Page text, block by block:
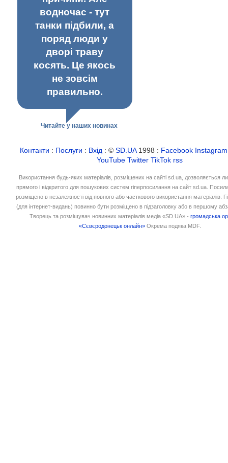
водночас - тут
танки підбили, а
поряд люди у
дворі траву
косять. Це якось
не зовсім
правильно.
Читайте у наших новинах
Контакти : Послуги : Вхід : ©SD.UA1998 : Facebook Instagram
YouTube Twitter TikTok rss
Використання будь-яких матеріалів, розміщених на сайті sd.ua, дозволяється
прямого і відкритого для пошукових систем гіперпосилання на сайт sd.ua.
розміщено в незалежності від повного або часткового використання матеріалів.
(для інтернет-видань) повинно бути розміщено в підзаголовку або в першому
Творець та розміщувач новинних матеріалів медіа «SD.UA» -громадська
«Сєвєродонецьк онлайн» Окрема подяка MDF.